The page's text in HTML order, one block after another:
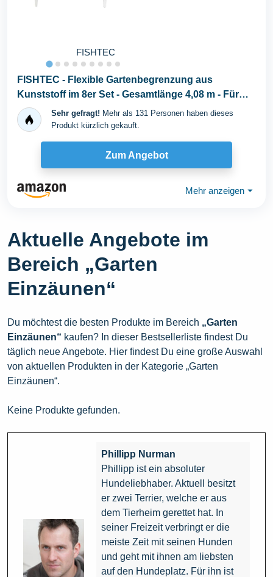
FISHTEC
FISHTEC - Flexible Gartenbegrenzung aus
Kunststoff im 8er Set - Gesamtlänge 4,08 m - Für
Beete... Sehr gefragt! Mehr als 131 Personen haben dieses
Produkt kürzlich gekauft.
Zum Angebot
Mehr anzeigen ⏷
Aktuelle Angebote im
Bereich „Garten
Einzäunen“
Du möchtest die besten Produkte im Bereich „Garten
Einzäunen“ kaufen? In dieser Bestsellerliste findest Du
täglich neue Angebote. Hier findest Du eine große Auswahl
von aktuellen Produkten in der Kategorie „Garten
Einzäunen“.
Keine Produkte gefunden.
Phillipp Nurman
Phillipp ist ein absoluter
Hundeliebhaber. Aktuell besitzt
er zwei Terrier, welche er aus
dem Tierheim gerettet hat. In
seiner Freizeit verbringt er die
meiste Zeit mit seinen Hunden
und geht mit ihnen am liebsten
auf den Hundeplatz. Für ihn ist